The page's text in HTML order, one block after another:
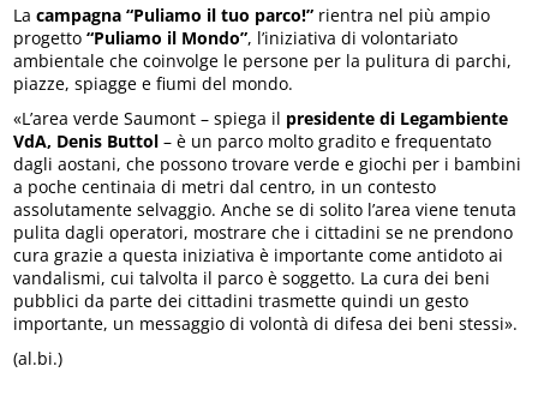
Lacampagna “Puliamo il tuo parco!” rientra nel più ampio
progetto“Puliamo il Mondo”, l’iniziativa di volontariato
ambientale che coinvolge le persone per la pulitura di parchi,
piazze, spiagge e fiumi del mondo.
«L’area verde Saumont – spiega il presidente di Legambiente
VdA, Denis Buttol – è un parco molto gradito e frequentato
dagli aostani, che possono trovare verde e giochi per i bambini
a poche centinaia di metri dal centro, in un contesto
assolutamente selvaggio. Anche se di solito l’area viene tenuta
pulita dagli operatori, mostrare che i cittadini se ne prendono
cura grazie a questa iniziativa è importante come antidoto ai
vandalismi, cui talvolta il parco è soggetto. La cura dei beni
pubblici da parte dei cittadini trasmette quindi un gesto
importante, un messaggio di volontà di difesa dei beni stessi».
(al.bi.)